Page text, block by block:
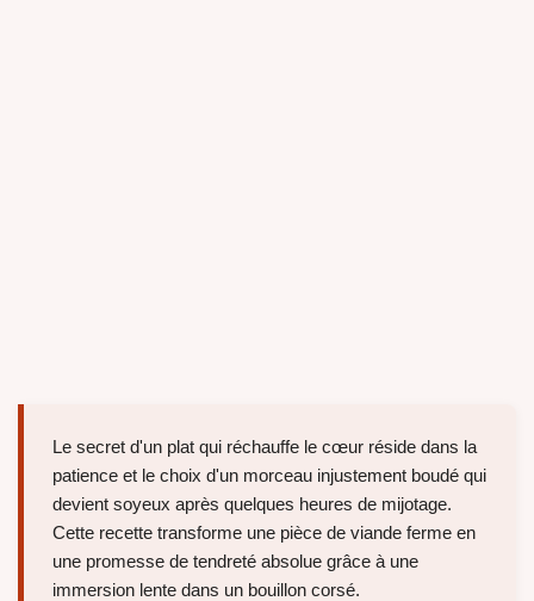
Le secret d'un plat qui réchauffe le cœur réside dans la
patience et le choix d'un morceau injustement boudé qui
devient soyeux après quelques heures de mijotage.
Cette recette transforme une pièce de viande ferme en
une promesse de tendreté absolue grâce à une
immersion lente dans un bouillon corsé.